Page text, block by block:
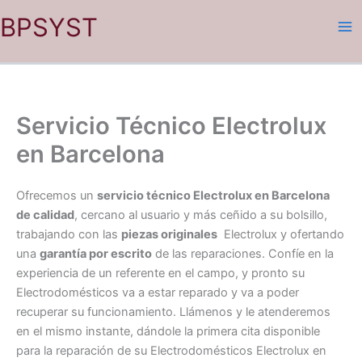
al
BPSYST
Servicio Técnico Electrolux
en Barcelona
Ofrecemos un servicio técnico Electrolux en Barcelona
de calidad, cercano al usuario y más ceñido a su bolsillo,
trabajando con las piezas originales Electrolux y ofertando
una garantía por escrito de las reparaciones. Confíe en la
experiencia de un referente en el campo, y pronto su
Electrodomésticos va a estar reparado y va a poder
recuperar su funcionamiento. Llámenos y le atenderemos
en el mismo instante, dándole la primera cita disponible
para la reparación de su Electrodomésticos Electrolux en